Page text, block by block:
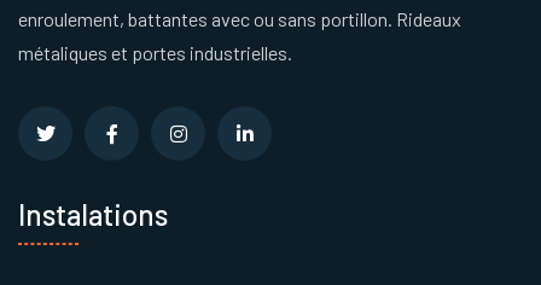
enroulement, battantes avec ou sans portillon. Rideaux
métaliques et portes industrielles.
Instalations